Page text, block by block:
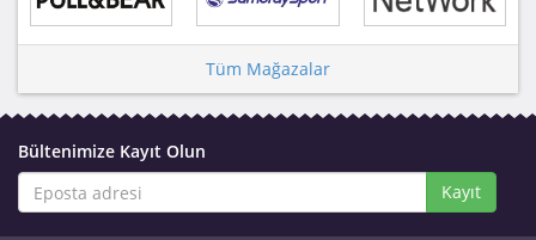
Tüm Mağazalar
Bültenimize Kayıt Olun
Kayıt